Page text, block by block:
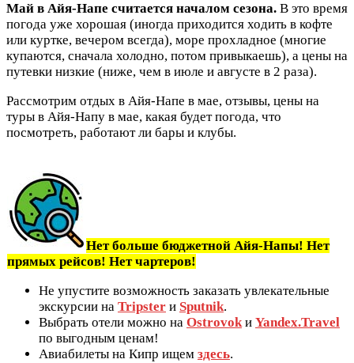
Май в Айя-Напе считается началом сезона. В это время
погода уже хорошая (иногда приходится ходить в кофте
или куртке, вечером всегда), море прохладное (многие
купаются, сначала холодно, потом привыкаешь), а цены на
путевки низкие (ниже, чем в июле и августе в 2 раза).
Рассмотрим отдых в Айя-Напе в мае, отзывы, цены на
туры в Айя-Напу в мае, какая будет погода, что
посмотреть, работают ли бары и клубы.
Нет больше бюджетной Айя-Напы! Нет
прямых рейсов! Нет чартеров!
Не упустите возможность заказать увлекательные
экскурсии на Tripster и Sputnik.
Выбрать отели можно на Ostrovokи Yandex.Travel
по выгодным ценам!
Авиабилеты на Кипр ищем здесь.